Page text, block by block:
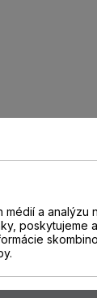
a analýzu
poskytujeme